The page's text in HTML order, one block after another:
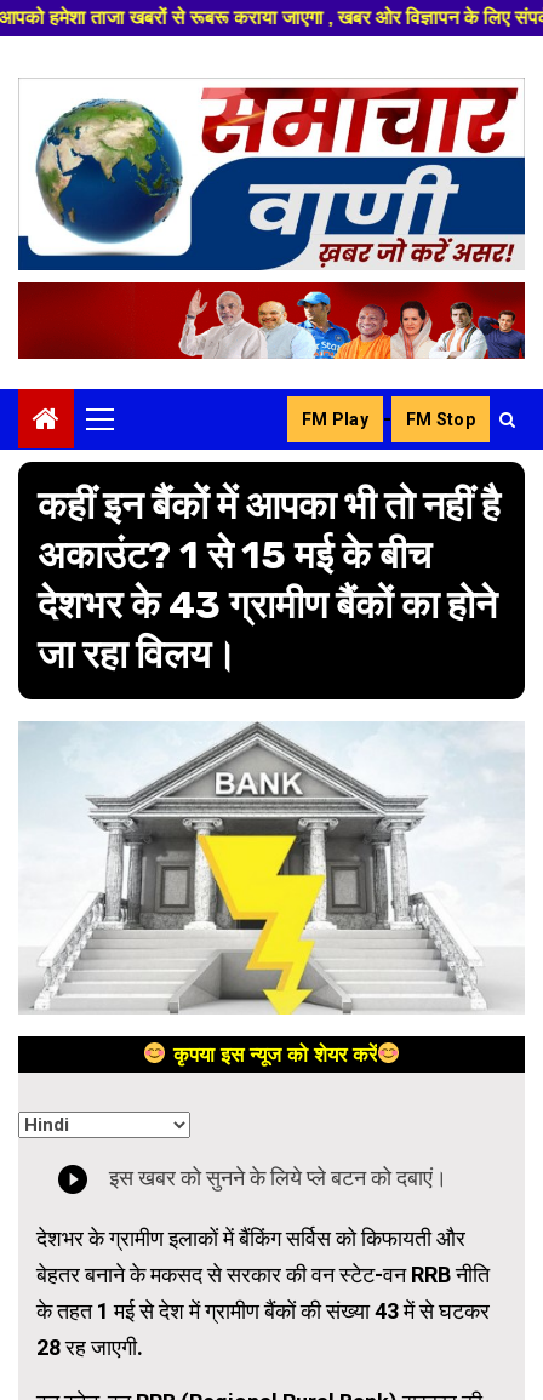
, खबर ओर विज्ञापन के लिए संपर्क करे +91 8329626839 ,हमारे
content
Primary
Menu
FM Play - FM Stop
कहीं इन बैंकों में आपका भी तो नहीं है
अकाउंट? 1 से 15 मई के बीच
देशभर के 43 ग्रामीण बैंकों का होने
जा रहा विलय।
कृपया इस न्यूज को शेयर करें
देशभर के ग्रामीण इलाकों में बैंकिंग सर्विस को किफायती और
बेहतर बनाने के मकसद से सरकार की वन स्टेट-वन RRB नीति
के तहत 1 मई से देश में ग्रामीण बैंकों की संख्या 43 में से घटकर
28 रह जाएगी.